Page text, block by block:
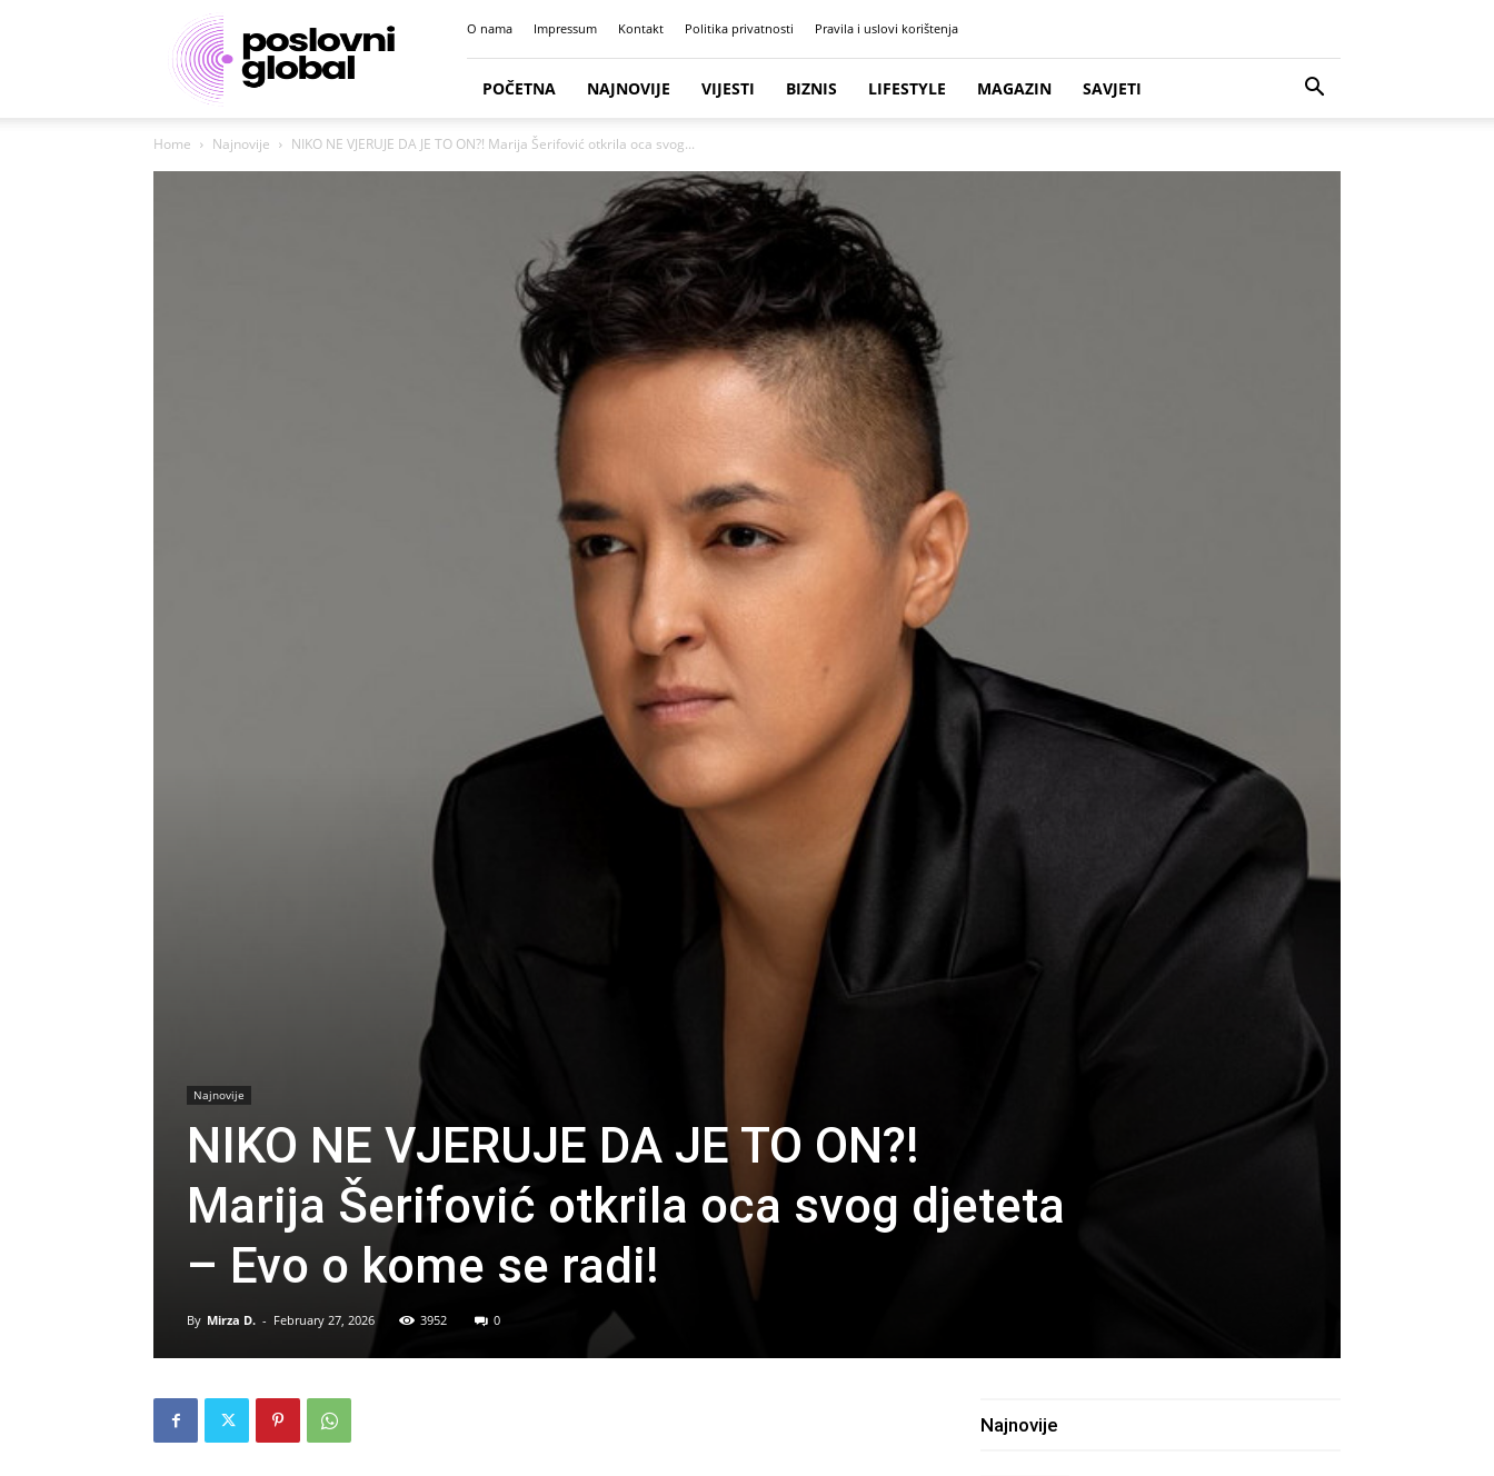
Poslovni
portal
O nama Impressum Kontakt Politika privatnosti Pravila i uslovi korištenja
POČETNA NAJNOVIJE VIJESTI BIZNIS LIFESTYLE MAGAZIN SAVJETI
Home Najnovije NIKO NE VJERUJE DA JE TO ON?! Marija Šerifović otkrila oca svog...
Najnovije
NIKO NE VJERUJE DA JE TO ON?!
Marija Šerifović otkrila oca svog djeteta
– Evo o kome se radi!
By Mirza D. - February 27, 2026 3952 0
Najnovije